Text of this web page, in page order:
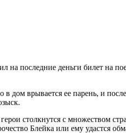
на последние деньги билет на
дом врывается ее парень, и
столкнутся с множеством
Блейка или ему удастся